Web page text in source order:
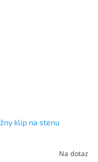
klip na stenu
Na dotaz